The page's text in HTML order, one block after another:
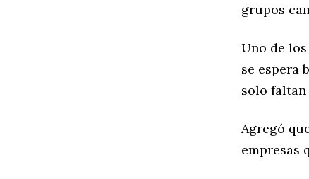
grupos
Uno de
se espera
solo
Agregó
empresas